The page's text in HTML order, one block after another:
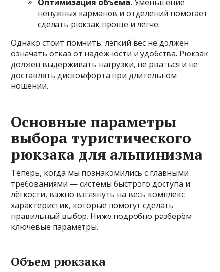
Оптимизация объёма. Уменьшение
ненужных карманов и отделений помогает
сделать рюкзак проще и легче.
Однако стоит помнить: лёгкий вес не должен
означать отказ от надёжности и удобства. Рюкзак
должен выдерживать нагрузки, не рваться и не
доставлять дискомфорта при длительном
ношении.
Основные параметры
выбора туристического
рюкзака для альпинизма
Теперь, когда мы познакомились с главными
требованиями — системы быстрого доступа и
лёгкости, важно взглянуть на весь комплекс
характеристик, которые помогут сделать
правильный выбор. Ниже подробно разберём
ключевые параметры.
Объем рюкзака